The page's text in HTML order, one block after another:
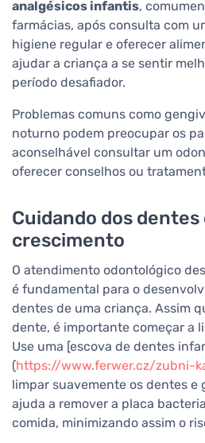
analgésicos infantis,
farmácias, após consulta com
higiene regular e oferecer
ajudar a criança a se sentir
período desafiador.
Problemas comuns como
noturno podem preocupar os
aconselhável consultar um
oferecer conselhos ou
Cuidando dos
crescimento
O atendimento odontológico
é fundamental para o
dentes de uma criança. Assim
dente, é importante começar a
Use uma [escova de dentes
(https://www.ferwer.cz/zubni-
limpar suavemente os dentes e
ajuda a remover a placa
comida, minimizando assim o